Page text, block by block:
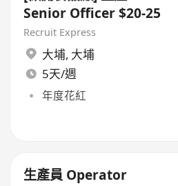
Senior Officer $20-25
Recruit Express
大埔, 大埔
5天/週
年度花紅
生產員 Operator